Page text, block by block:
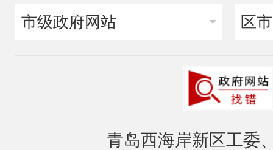
市级政府网站 区
青岛西海岸新区工委